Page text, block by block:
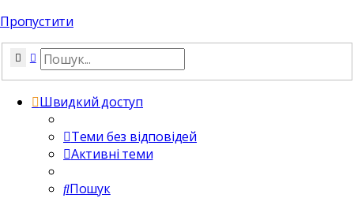
Пропустити
Пошук
Розширений пошук
Швидкий доступ
Теми без відповідей
Активні теми
Пошук